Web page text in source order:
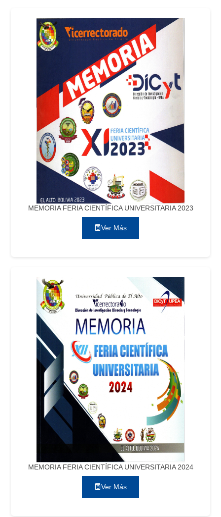
MEMORIA FERIA CIENTÍFICA UNIVERSITARIA 2023
Ver Más
MEMORIA FERIA CIENTÍFICA UNIVERSITARIA 2024
Ver Más